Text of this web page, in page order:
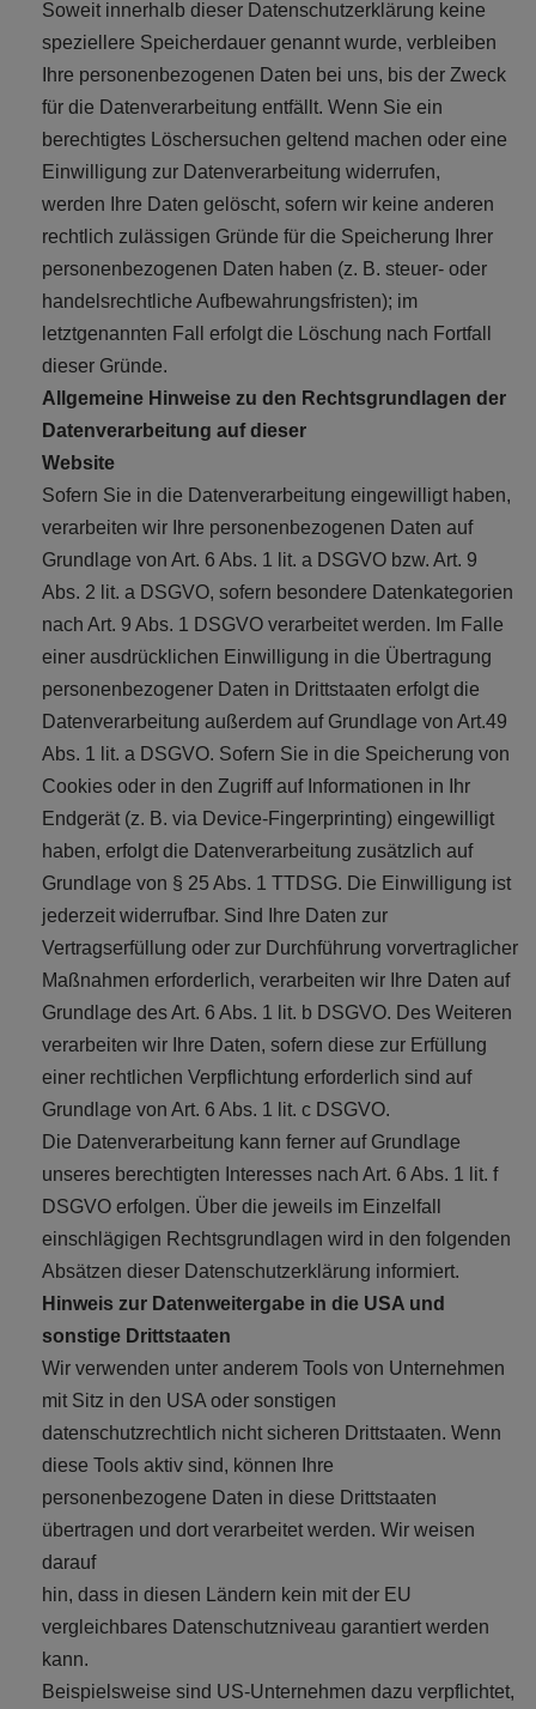
Soweit innerhalb dieser Datenschutzerklärung keine
speziellere Speicherdauer genannt wurde, verbleiben
Ihre personenbezogenen Daten bei uns, bis der Zweck
für die Datenverarbeitung entfällt. Wenn Sie ein
berechtigtes Löschersuchen geltend machen oder eine
Einwilligung zur Datenverarbeitung widerrufen,
werden Ihre Daten gelöscht, sofern wir keine anderen
rechtlich zulässigen Gründe für die Speicherung Ihrer
personenbezogenen Daten haben (z. B. steuer- oder
handelsrechtliche Aufbewahrungsfristen); im
letztgenannten Fall erfolgt die Löschung nach Fortfall
dieser Gründe.
Allgemeine Hinweise zu den Rechtsgrundlagen der
Datenverarbeitung auf dieser
Website
Sofern Sie in die Datenverarbeitung eingewilligt haben,
verarbeiten wir Ihre personenbezogenen Daten auf
Grundlage von Art. 6 Abs. 1 lit. a DSGVO bzw. Art. 9
Abs. 2 lit. a DSGVO, sofern besondere Datenkategorien
nach Art. 9 Abs. 1 DSGVO verarbeitet werden. Im Falle
einer ausdrücklichen Einwilligung in die Übertragung
personenbezogener Daten in Drittstaaten erfolgt die
Datenverarbeitung außerdem auf Grundlage von Art.49
Abs. 1 lit. a DSGVO. Sofern Sie in die Speicherung von
Cookies oder in den Zugriff auf Informationen in Ihr
Endgerät (z. B. via Device-Fingerprinting) eingewilligt
haben, erfolgt die Datenverarbeitung zusätzlich auf
Grundlage von § 25 Abs. 1 TTDSG. Die Einwilligung ist
jederzeit widerrufbar. Sind Ihre Daten zur
Vertragserfüllung oder zur Durchführung vorvertraglicher
Maßnahmen erforderlich, verarbeiten wir Ihre Daten auf
Grundlage des Art. 6 Abs. 1 lit. b DSGVO. Des Weiteren
verarbeiten wir Ihre Daten, sofern diese zur Erfüllung
einer rechtlichen Verpflichtung erforderlich sind auf
Grundlage von Art. 6 Abs. 1 lit. c DSGVO.
Die Datenverarbeitung kann ferner auf Grundlage
unseres berechtigten Interesses nach Art. 6 Abs. 1 lit. f
DSGVO erfolgen. Über die jeweils im Einzelfall
einschlägigen Rechtsgrundlagen wird in den folgenden
Absätzen dieser Datenschutzerklärung informiert.
Hinweis zur Datenweitergabe in die USA und
sonstige Drittstaaten
Wir verwenden unter anderem Tools von Unternehmen
mit Sitz in den USA oder sonstigen
datenschutzrechtlich nicht sicheren Drittstaaten. Wenn
diese Tools aktiv sind, können Ihre
personenbezogene Daten in diese Drittstaaten
übertragen und dort verarbeitet werden. Wir weisen
darauf
hin, dass in diesen Ländern kein mit der EU
vergleichbares Datenschutzniveau garantiert werden
kann.
Beispielsweise sind US-Unternehmen dazu verpflichtet,